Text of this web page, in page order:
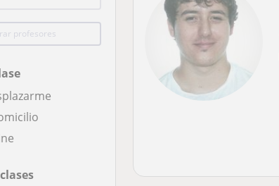
profesores